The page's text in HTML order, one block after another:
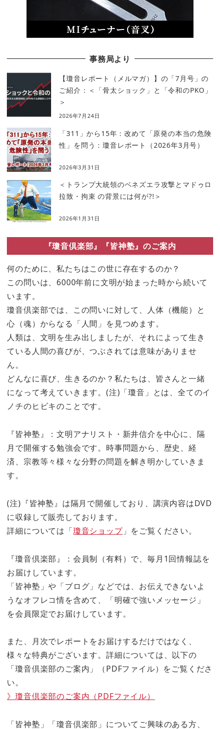
事務局より
【瓊音レポート（メルマガ）】の「7月号」の
ご紹介：＜「骨太ショック」と「令和のPKO」
＞
2026年7月24日
「311」から15年：改めて「原発の本当の危険
性」を問う：瓊音レポート（2026年3月号）
2026年3月31日
＜トランプ大統領のベネズエラ攻撃とマドゥロ
拉致・拘束 の背景には何が?!＞
2026年1月31日
『瓊音倶楽部』『皆神塾』のご案内
何のために、私たちはこの世に存在するのか？
この問いは、6000年前に文明が始まった時から続いて
います。
瓊音倶楽部では、この問いに対して、人体（機能）と
心（魂）からなる「人間」を見つめます。
人類は、文明を生み出しましたが、それによって生き
ている人間の喜びが、つぶされては意味がありませ
ん。
どんなに喜び、生きるのか？私たちは、皆さんと一緒
になって考えていきます。(注)「瓊音」とは、全てのイ
ノチのヒビキのことです。
『皆神塾』：文明アナリスト・新井信介を中心に、隔
月で開催する勉強会です。時事問題から、歴史、経
済、宗教等々様々な分野の問題を解き明かしていきま
す。
(注)『皆神塾』は隔月で開催しており、講演内容はDVD
に収録して販売しております。
詳細については「瓊音ショップ」をご覧ください。
『瓊音倶楽部』：会員制（有料）で、毎月1回情報誌を
お届けしています。
「皆神塾」や「ブログ」などでは、お伝えできないよ
うなオフレコ情を含めて、「明確で強いメッセージ」
を会員限定でお届けしています。
また、月次でレポートをお届けするだけではなく、
様々な特典がございます。詳細については、以下の
「瓊音倶楽部のご案内」（PDFファイル）をご覧くださ
い。
》瓊音倶楽部のご案内（PDFファイル）
「皆神塾」「瓊音倶楽部」についてご興味のある方、